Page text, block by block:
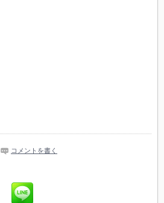
コメントを書く